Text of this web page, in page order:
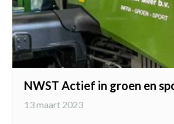
NWST Actief in groen en
13 maart 2023